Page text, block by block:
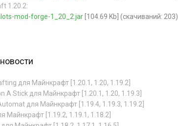
1.20.2:
mod-forge-1_20_2.jar [104.69 Kb] (cкачиваний: 203)
для Майнкрафт [1.20.1, 1.20, 1.19.2]
A Stick для Майнкрафт [1.20.1, 1.20, 1.19.3]
для Майнкрафт [1.19.4, 1.19.3, 1.19.2]
Майнкрафт [1.19.2, 1.19.1, 1.18.2]